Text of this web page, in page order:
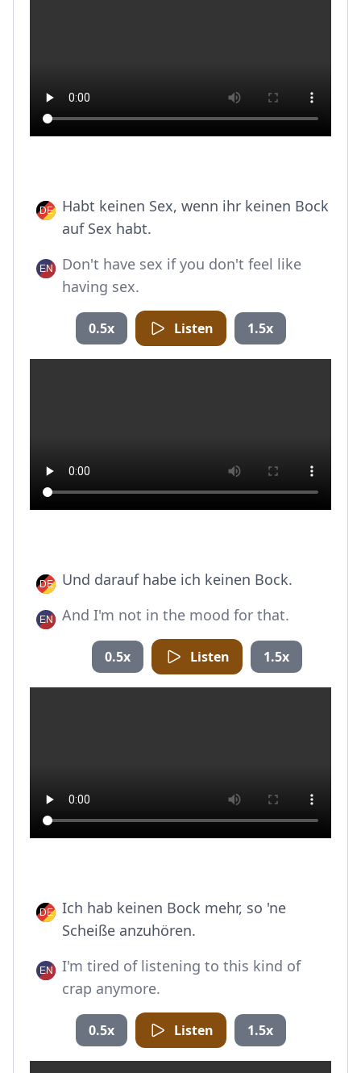
Habt keinen Sex, wenn ihr keinen Bock
auf Sex habt.
Don't have sex if you don't feel like
having sex.
0.5x Listen 1.5x
Und darauf habe ich keinen Bock.
And I'm not in the mood for that.
0.5x Listen 1.5x
Ich hab keinen Bock mehr, so 'ne
Scheiße anzuhören.
I'm tired of listening to this kind of
crap anymore.
0.5x Listen 1.5x